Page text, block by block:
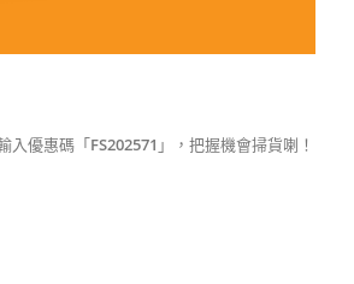
入優惠碼「FS202571 」，把握機會掃貨喇！